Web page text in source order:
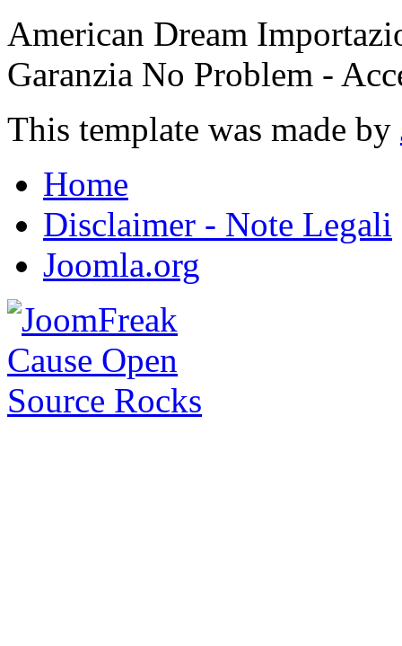
American Dream
Garanzia No Problem -
This template was made by
Home
Disclaimer - Note Legali
Joomla.org